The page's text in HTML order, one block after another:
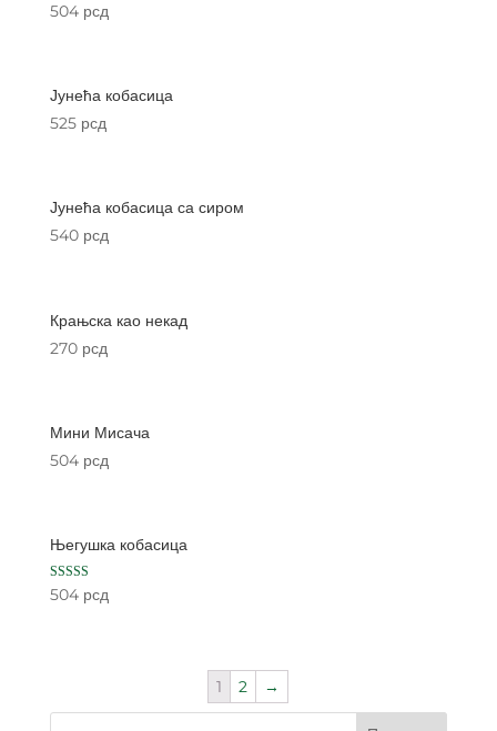
504 рсд
Јунећа кобасица
525 рсд
Јунећа кобасица са сиром
540 рсд
Крањска као некад
270 рсд
Мини Мисача
504 рсд
Његушка кобасица
Rated
5.00
504 рсд
1 2 →